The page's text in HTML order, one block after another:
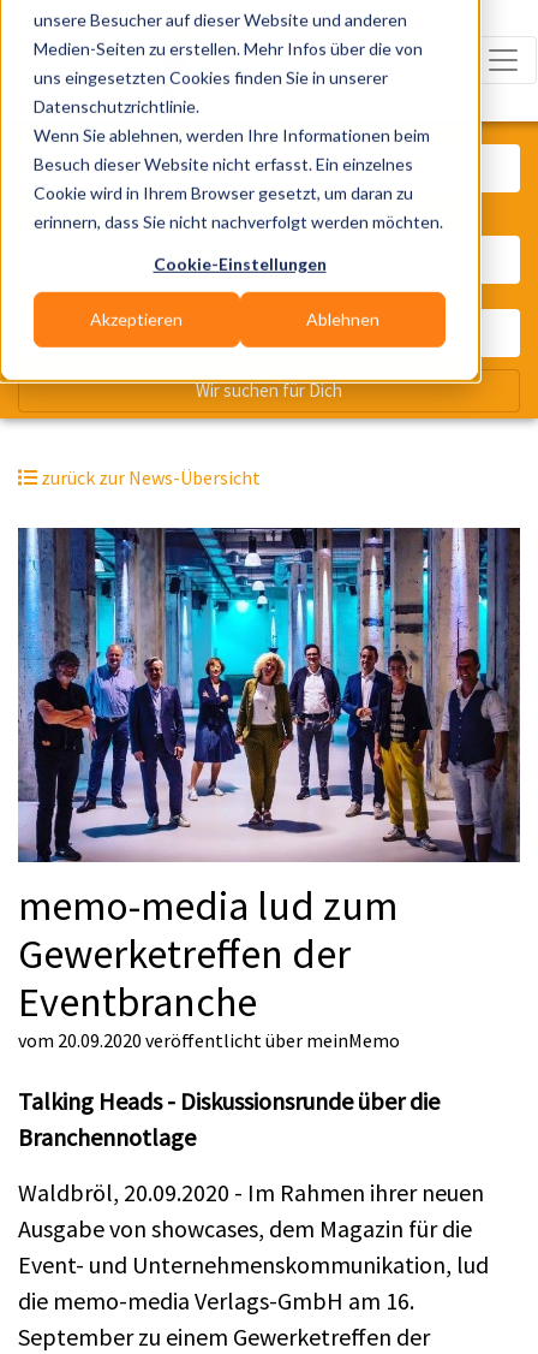
unsere Besucher auf dieser Website und anderen
Medien-Seiten zu erstellen. Mehr Infos über die von
uns eingesetzten Cookies finden Sie in unserer
Datenschutzrichtlinie.
Wenn Sie ablehnen, werden Ihre Informationen beim
Besuch dieser Website nicht erfasst. Ein einzelnes
Cookie wird in Ihrem Browser gesetzt, um daran zu
erinnern, dass Sie nicht nachverfolgt werden möchten.
Cookie-Einstellungen
Akzeptieren Ablehnen
zurück zur News-Übersicht
memo-media lud zum
Gewerketreffen der
Eventbranche
vom 20.09.2020 veröffentlicht über meinMemo
Talking Heads - Diskussionsrunde über die
Branchennotlage
Waldbröl, 20.09.2020 - Im Rahmen ihrer neuen
Ausgabe von showcases, dem Magazin für die
Event- und Unternehmenskommunikation, lud
die memo-media Verlags-GmbH am 16.
September zu einem Gewerketreffen der
Was? Künstler, Zelte, Bands,
Wo? Stadt, PLZ, Ort
Wir suchen für Dich